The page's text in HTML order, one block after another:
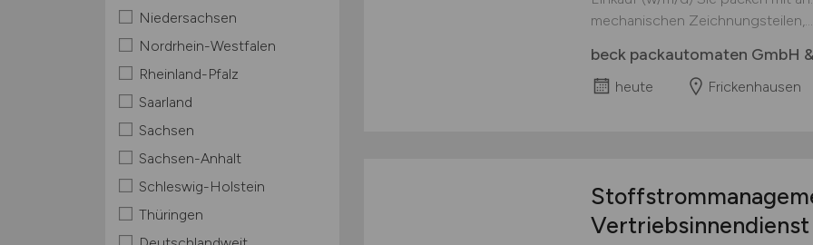
Niedersachsen
Nordrhein-Westfalen
Rheinland-Pfalz
Saarland
Sachsen
Sachsen-Anhalt
Schleswig-Holstein
Thüringen
mechanischen Zeichnungsteilen,...
beck packautomaten GmbH
heute Frickenhausen
Vertriebsinnendienst